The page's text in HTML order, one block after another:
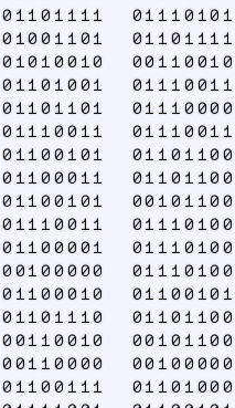
01110101
01101111
00110010
01110011
01110000
01110011
01101100
01101100
00101100
01110100
01110100
01110100
01100101
01101100
00101100
00100000
01101000